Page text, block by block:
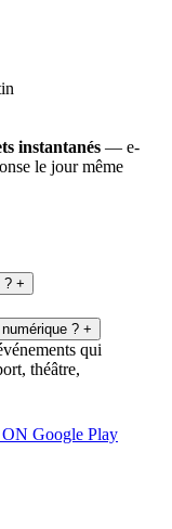
instantanés — e-
le jour même
? +
? +
qui
théâtre,
Google Play